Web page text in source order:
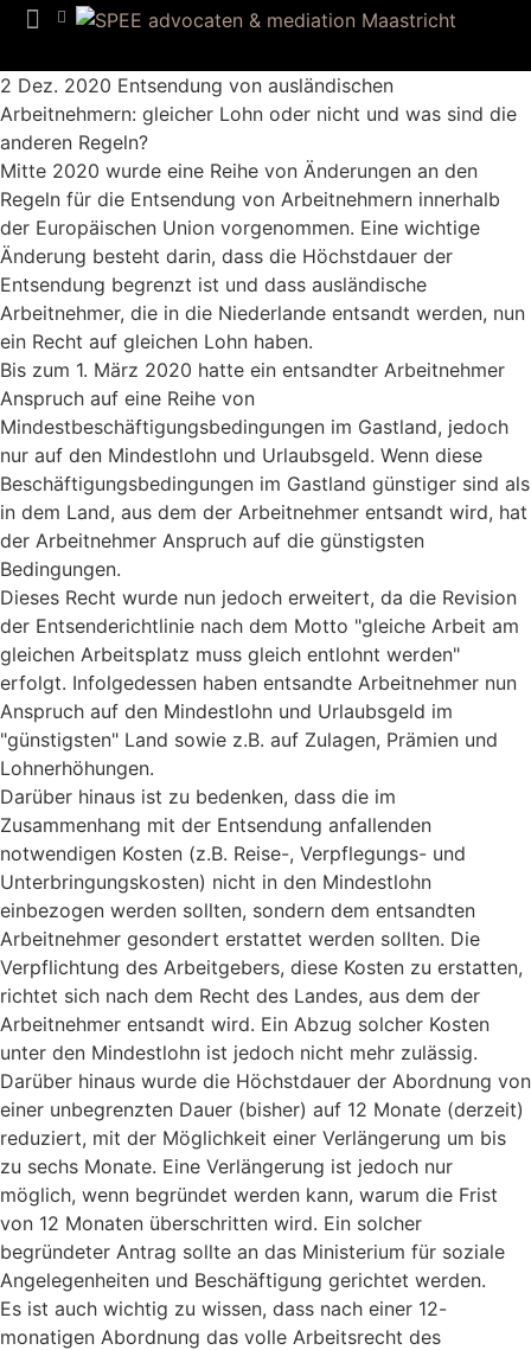
2 Dez. 2020 Entsendung von ausländischen
Arbeitnehmern: gleicher Lohn oder nicht und was sind die
anderen Regeln?
Mitte 2020 wurde eine Reihe von Änderungen an den
Regeln für die Entsendung von Arbeitnehmern innerhalb
der Europäischen Union vorgenommen. Eine wichtige
Änderung besteht darin, dass die Höchstdauer der
Entsendung begrenzt ist und dass ausländische
Arbeitnehmer, die in die Niederlande entsandt werden, nun
ein Recht auf gleichen Lohn haben.
Bis zum 1. März 2020 hatte ein entsandter Arbeitnehmer
Anspruch auf eine Reihe von
Mindestbeschäftigungsbedingungen im Gastland, jedoch
nur auf den Mindestlohn und Urlaubsgeld. Wenn diese
Beschäftigungsbedingungen im Gastland günstiger sind als
in dem Land, aus dem der Arbeitnehmer entsandt wird, hat
der Arbeitnehmer Anspruch auf die günstigsten
Bedingungen.
Dieses Recht wurde nun jedoch erweitert, da die Revision
der Entsenderichtlinie nach dem Motto "gleiche Arbeit am
gleichen Arbeitsplatz muss gleich entlohnt werden"
erfolgt. Infolgedessen haben entsandte Arbeitnehmer nun
Anspruch auf den Mindestlohn und Urlaubsgeld im
"günstigsten" Land sowie z.B. auf Zulagen, Prämien und
Lohnerhöhungen.
Darüber hinaus ist zu bedenken, dass die im
Zusammenhang mit der Entsendung anfallenden
notwendigen Kosten (z.B. Reise-, Verpflegungs- und
Unterbringungskosten) nicht in den Mindestlohn
einbezogen werden sollten, sondern dem entsandten
Arbeitnehmer gesondert erstattet werden sollten. Die
Verpflichtung des Arbeitgebers, diese Kosten zu erstatten,
richtet sich nach dem Recht des Landes, aus dem der
Arbeitnehmer entsandt wird. Ein Abzug solcher Kosten
unter den Mindestlohn ist jedoch nicht mehr zulässig.
Darüber hinaus wurde die Höchstdauer der Abordnung von
einer unbegrenzten Dauer (bisher) auf 12 Monate (derzeit)
reduziert, mit der Möglichkeit einer Verlängerung um bis
zu sechs Monate. Eine Verlängerung ist jedoch nur
möglich, wenn begründet werden kann, warum die Frist
von 12 Monaten überschritten wird. Ein solcher
begründeter Antrag sollte an das Ministerium für soziale
Angelegenheiten und Beschäftigung gerichtet werden.
Es ist auch wichtig zu wissen, dass nach einer 12-
monatigen Abordnung das volle Arbeitsrecht des